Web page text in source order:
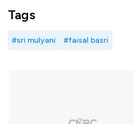
Tags
#sri mulyani #faisal basri